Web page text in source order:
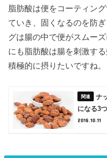
脂肪酸は便をコーティン
ていき、固くなるのを防
グは腸の中で便がスムー
にも脂肪酸は腸を刺激す
積極的に摂りたいですね。
ナ
になる3
2018.10.11